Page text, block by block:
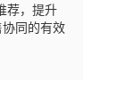
荐，提升
同的有效